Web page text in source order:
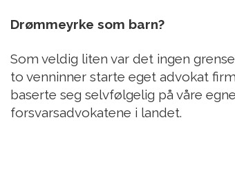
Drømmeyrke som barn?
Som veldig liten var det ingen
to venninner starte eget advokat
baserte seg selvfølgelig på våre
forsvarsadvokatene i landet.